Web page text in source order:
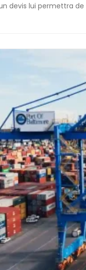
devis lui permettra de